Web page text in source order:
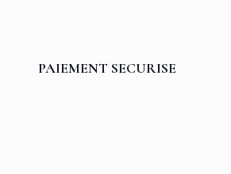
PAIEMENT SECURISE